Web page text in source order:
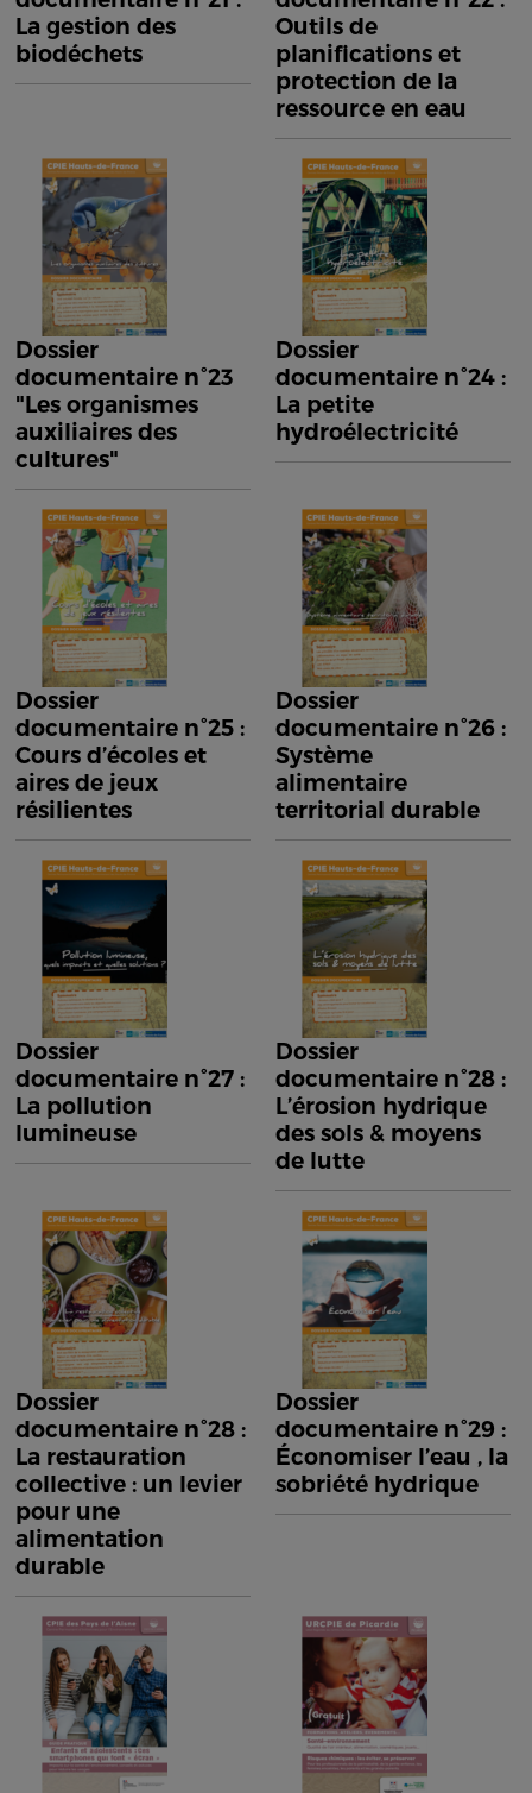
La gestion des
biodéchets
Outils de
planifications et
protection de la
ressource en eau
Dossier
documentaire n°23
"Les organismes
auxiliaires des
cultures"
Dossier
documentaire n°24 :
La petite
hydroélectricité
Dossier
documentaire n°25 :
Cours d’écoles et
aires de jeux
résilientes
Dossier
documentaire n°26 :
Système
alimentaire
territorial durable
Dossier
documentaire n°27 :
La pollution
lumineuse
Dossier
documentaire n°28 :
L’érosion hydrique
des sols & moyens
de lutte
Dossier
documentaire n°28 :
La restauration
collective : un levier
pour une
alimentation
durable
Dossier
documentaire n°29 :
Économiser l’eau , la
sobriété hydrique